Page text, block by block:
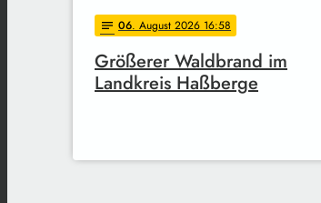
notes 06. August 2026 16:58
Größerer Waldbrand im
Landkreis Haßberge